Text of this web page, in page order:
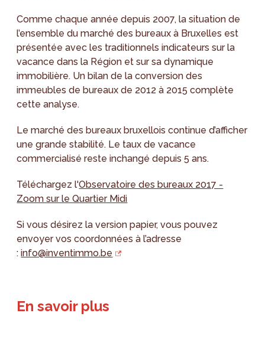
Comme chaque année depuis 2007, la situation de
l’ensemble du marché des bureaux à Bruxelles est
présentée avec les traditionnels indicateurs sur la
vacance dans la Région et sur sa dynamique
immobilière. Un bilan de la conversion des
immeubles de bureaux de 2012 à 2015 complète
cette analyse.
Le marché des bureaux bruxellois continue d’afficher
une grande stabilité. Le taux de vacance
commercialisé reste inchangé depuis 5 ans.
Téléchargez l'Observatoire des bureaux 2017 -
Zoom sur le Quartier Midi
Si vous désirez la version papier, vous pouvez
envoyer vos coordonnées à l’adresse
:info@inventimmo.be
En savoir plus